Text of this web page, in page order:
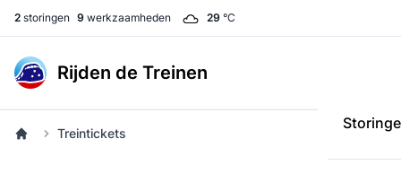
2 storingen 9 werkzaamheden 29 °C
Rijden de Treinen
Treintickets